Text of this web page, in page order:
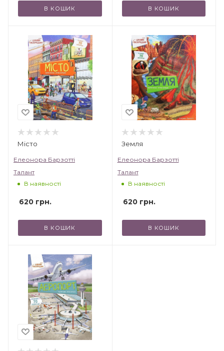
В КОШИК В КОШИК
Місто
Елеонора Барзотті
Талант
В наявності
620 грн.
В КОШИК
Земля
Елеонора Барзотті
Талант
В наявності
620грн.
В КОШИК